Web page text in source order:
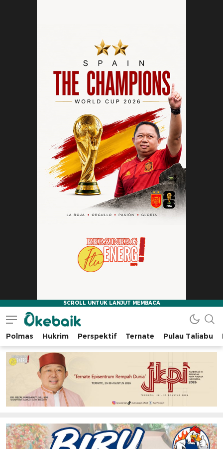
Okebaik.id
Baiknya Dibaca
Polmas Hukrim Perspektif Ternate Pulau Taliabu